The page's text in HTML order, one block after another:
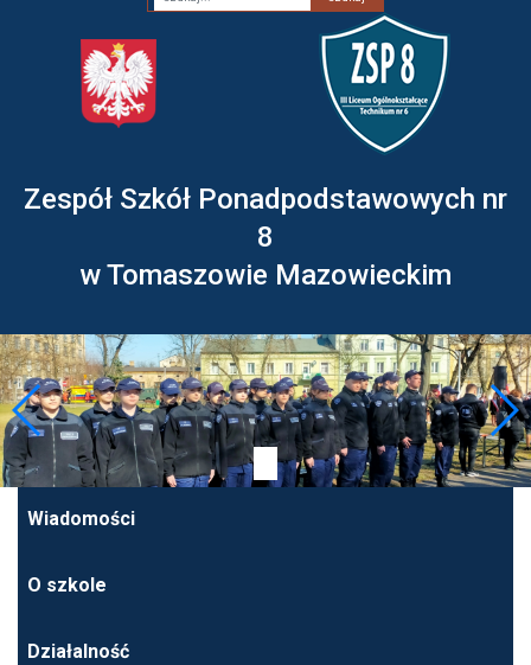
Fraza
Zespół Szkół Ponadpodstawowych nr
8
w Tomaszowie Mazowieckim
Wiadomości
O szkole
Działalność